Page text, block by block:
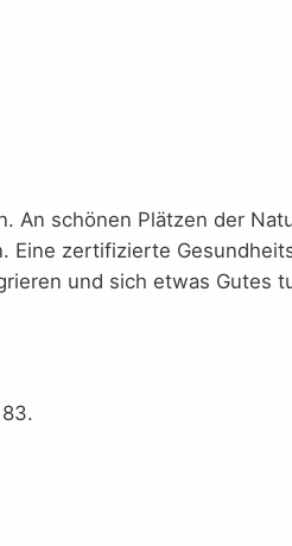
An schönen Plätzen der
Eine zertifizierte
und sich etwas Gutes